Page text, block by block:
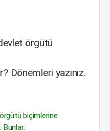
örgütü
Dönemleri yazınız.
biçimlerine
Bunlar: